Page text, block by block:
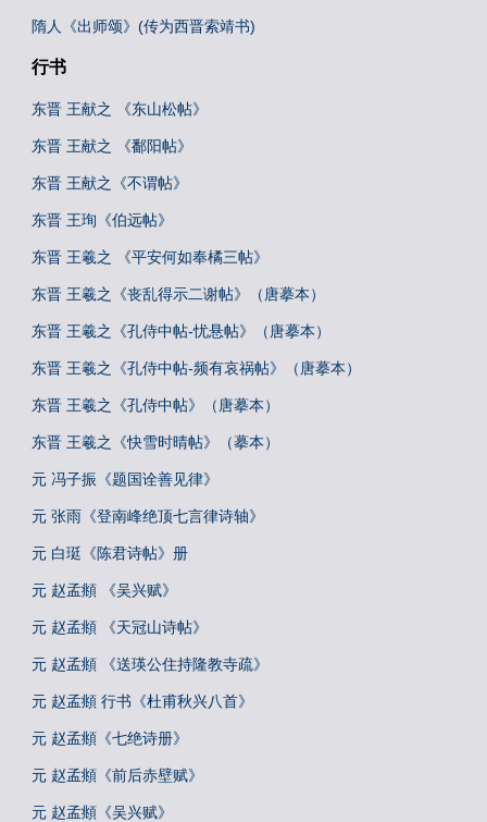
隋人《出师颂》(传为西晋索靖书)
行书
东晋 王献之 《东山松帖》
东晋 王献之 《鄱阳帖》
东晋 王献之《不谓帖》
东晋 王珣《伯远帖》
东晋 王羲之 《平安何如奉橘三帖》
东晋 王羲之《丧乱得示二谢帖》（唐摹本）
东晋 王羲之《孔侍中帖-忧悬帖》（唐摹本）
东晋 王羲之《孔侍中帖-频有哀祸帖》（唐摹本）
东晋 王羲之《孔侍中帖》（唐摹本）
东晋 王羲之《快雪时晴帖》（摹本）
元 冯子振《题国诠善见律》
元 张雨《登南峰绝顶七言律诗轴》
元 白珽《陈君诗帖》册
元 赵孟頫 《吴兴赋》
元 赵孟頫 《天冠山诗帖》
元 赵孟頫 《送瑛公住持隆教寺疏》
元 赵孟頫 行书《杜甫秋兴八首》
元 赵孟頫《七绝诗册》
元 赵孟頫《前后赤壁赋》
元 赵孟頫《吴兴赋》